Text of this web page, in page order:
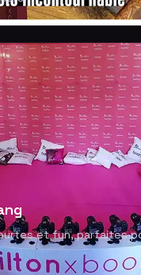
et fun, parfaites